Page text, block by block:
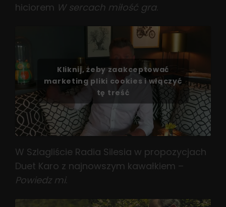
hiciorem W sercach miłość gra.
Kliknij, żeby zaakceptować
marketing pliki cookies i włączyć
tę treść
W Szlagliście Radia Silesia w propozycjach
Duet Karo z najnowszym kawałkiem –
Powiedz mi.